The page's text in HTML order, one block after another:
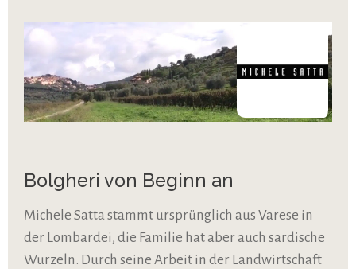
Bolgheri von Beginn an
Michele Satta stammt ursprünglich aus Varese in
der Lombardei, die Familie hat aber auch sardische
Wurzeln. Durch seine Arbeit in der Landwirtschaft